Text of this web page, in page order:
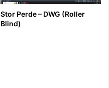
Stor Perde – DWG (Roller
Blind)